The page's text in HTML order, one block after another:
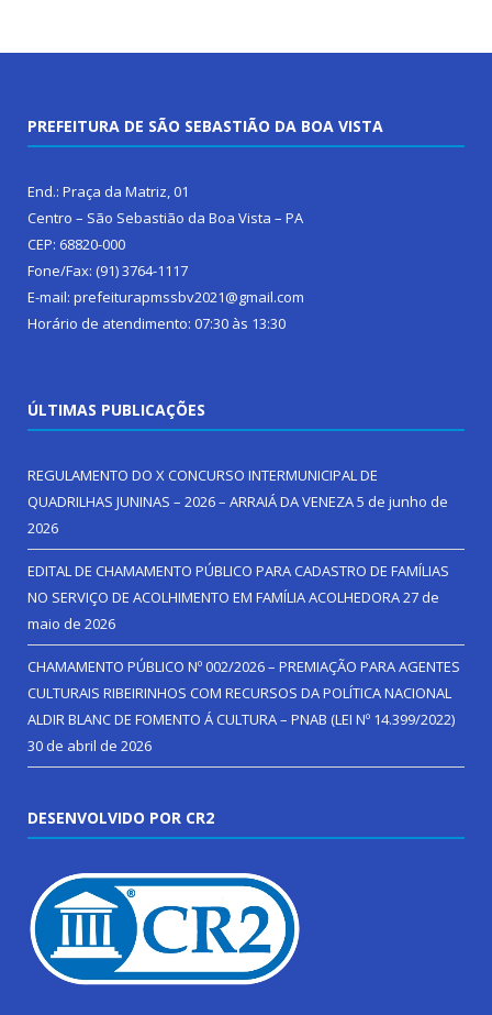
PREFEITURA DE SÃO SEBASTIÃO DA BOA VISTA
End.: Praça da Matriz, 01
Centro – São Sebastião da Boa Vista – PA
CEP: 68820-000
Fone/Fax: (91) 3764-1117
E-mail: prefeiturapmssbv2021@gmail.com
Horário de atendimento: 07:30 às 13:30
ÚLTIMAS PUBLICAÇÕES
REGULAMENTO DO X CONCURSO INTERMUNICIPAL DE
QUADRILHAS JUNINAS – 2026 – ARRAIÁ DA VENEZA5 de junho de
2026
EDITAL DE CHAMAMENTO PÚBLICO PARA CADASTRO DE FAMÍLIAS
NO SERVIÇO DE ACOLHIMENTO EM FAMÍLIA ACOLHEDORA27 de
maio de 2026
CHAMAMENTO PÚBLICO Nº 002/2026 – PREMIAÇÃO PARA AGENTES
CULTURAIS RIBEIRINHOS COM RECURSOS DA POLÍTICA NACIONAL
ALDIR BLANC DE FOMENTO Á CULTURA – PNAB (LEI Nº 14.399/2022)
30 de abril de 2026
DESENVOLVIDO POR CR2